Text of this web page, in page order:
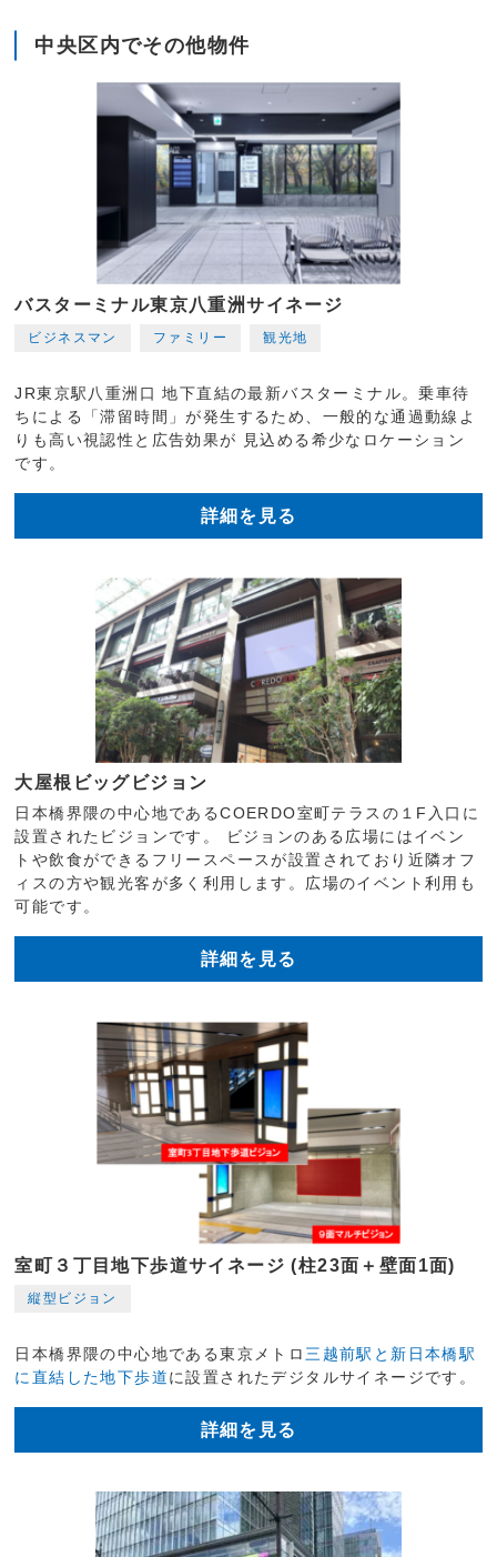
中央区内でその他物件
バスターミナル東京八重洲サイネージ
ビジネスマン ファミリー 観光地
JR東京駅八重洲口 地下直結の最新バスターミナル。乗車待
ちによる「滞留時間」が発生するため、一般的な通過動線よ
りも高い視認性と広告効果が 見込める希少なロケーション
です。
詳細を見る
大屋根ビッグビジョン
日本橋界隈の中心地であるCOERDO室町テラスの１F入口に
設置されたビジョンです。 ビジョンのある広場にはイベン
トや飲食ができるフリースペースが設置されており近隣オフ
ィスの方や観光客が多く利用します。広場のイベント利用も
可能です。
詳細を見る
室町３丁目地下歩道サイネージ (柱23面＋壁面1面)
縦型ビジョン
日本橋界隈の中心地である東京メトロ 三越前駅と新日本橋駅
に直結した地下歩道に設置されたデジタルサイネージです。
詳細を見る